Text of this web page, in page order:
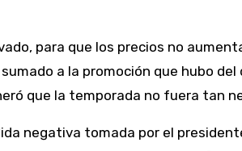
para que los precios no
a la promoción que hubo
que la temporada no fuera tan
negativa tomada por el